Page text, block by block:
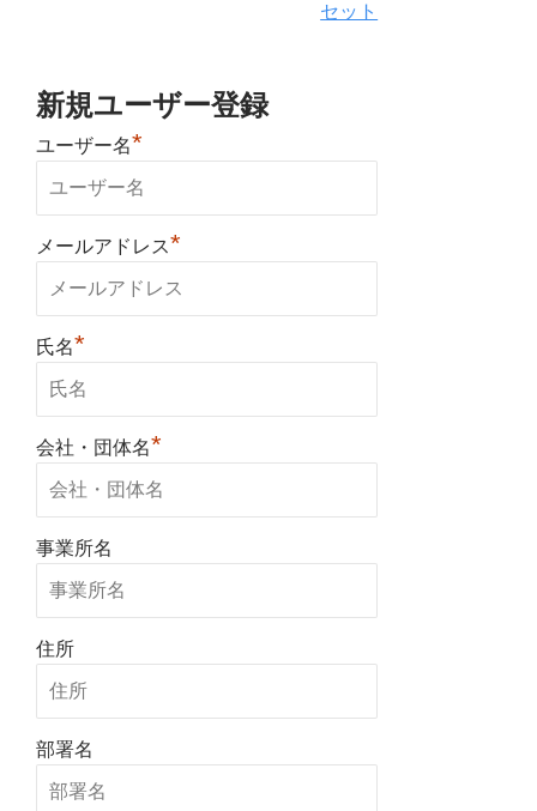
セット
新規ユーザー登録
ユーザー名*
メールアドレス*
氏名*
会社・団体名*
事業所名
住所
部署名